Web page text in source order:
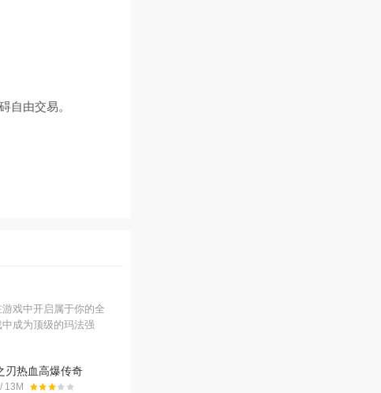
自由交易。
戏中开启属于你的全
成为顶级的玛法强
刃热血高爆传奇
安卓版
13M